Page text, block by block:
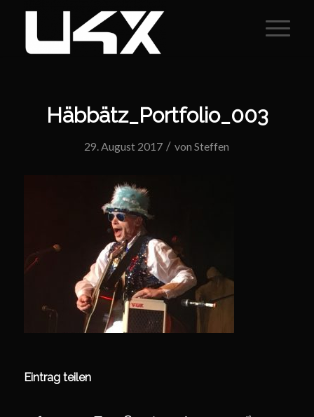
Häbbätz_Portfolio_003
29. August 2017 / vonSteffen
Eintrag teilen